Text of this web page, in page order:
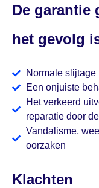
De garantie
het gevolg
Normale slijtage
Een onjuiste
Het verkeerd
reparatie door
Vandalisme,
oorzaken
Klachten